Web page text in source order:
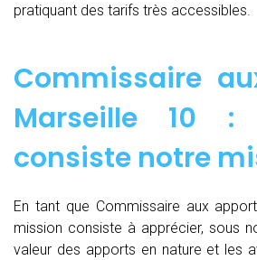
pratiquant des tarifs très accessibles.
Commissaire
Marseille 10
consiste notre
En tant que Commissaire aux
mission consiste à apprécier, sous
valeur des apports en nature et les